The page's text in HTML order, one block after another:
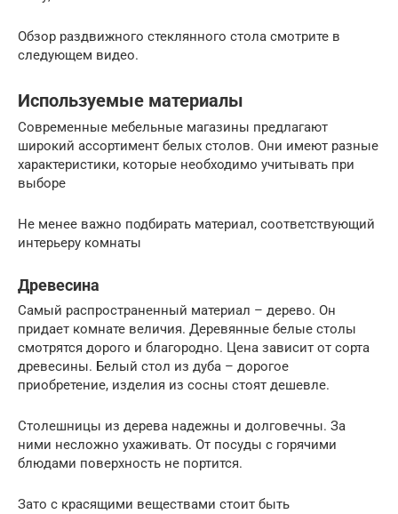
Обзор раздвижного стеклянного стола смотрите в
следующем видео.
Используемые материалы
Современные мебельные магазины предлагают
широкий ассортимент белых столов. Они имеют разные
характеристики, которые необходимо учитывать при
выборе
Не менее важно подбирать материал, соответствующий
интерьеру комнаты
Древесина
Самый распространенный материал – дерево. Он
придает комнате величия. Деревянные белые столы
смотрятся дорого и благородно. Цена зависит от сорта
древесины. Белый стол из дуба – дорогое
приобретение, изделия из сосны стоят дешевле.
Столешницы из дерева надежны и долговечны. За
ними несложно ухаживать. От посуды с горячими
блюдами поверхность не портится.
Зато с красящими веществами стоит быть